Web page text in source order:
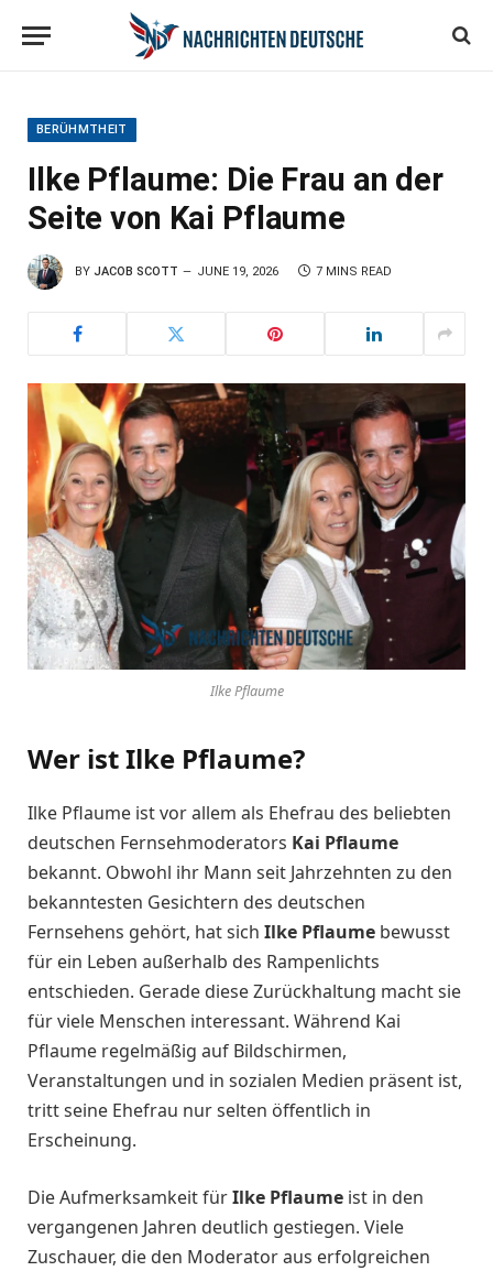
BERÜHMTHEIT
Ilke Pflaume: Die Frau an der
Seite von Kai Pflaume
BY JACOB SCOTT JUNE 19, 2026 7 MINS READ
Ilke Pflaume
Wer ist Ilke Pflaume?
Ilke Pflaume ist vor allem als Ehefrau des beliebten
deutschen Fernsehmoderators Kai Pflaume
bekannt. Obwohl ihr Mann seit Jahrzehnten zu den
bekanntesten Gesichtern des deutschen
Fernsehens gehört, hat sich Ilke Pflaume bewusst
für ein Leben außerhalb des Rampenlichts
entschieden. Gerade diese Zurückhaltung macht sie
für viele Menschen interessant. Während Kai
Pflaume regelmäßig auf Bildschirmen,
Veranstaltungen und in sozialen Medien präsent ist,
tritt seine Ehefrau nur selten öffentlich in
Erscheinung.
Die Aufmerksamkeit fürIlke Pflaume ist in den
vergangenen Jahren deutlich gestiegen. Viele
Zuschauer, die den Moderator aus erfolgreichen